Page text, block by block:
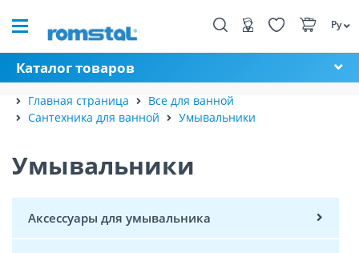
Ру
Каталог товаров
Главная страница
Все для ванной
Сантехника для ванной
Умывальники
Умывальники
Аксессуары для умывальника